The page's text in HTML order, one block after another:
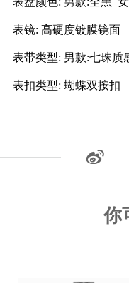
表镜: 高硬度镀膜镜面
表带类型: 男款:七珠
表扣类型: 蝴蝶双按扣
你